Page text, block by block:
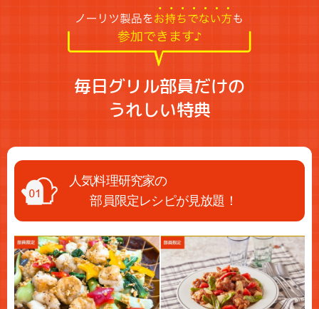
毎日グリル部員だけの
うれしい特典
人気料理研究家の
部員限定レシピが見放題！